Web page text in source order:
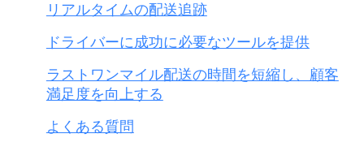
リアルタイムの配送追跡
ドライバーに成功に必要なツールを提供
ラストワンマイル配送の時間を短縮し、顧客
満足度を向上する
よくある質問